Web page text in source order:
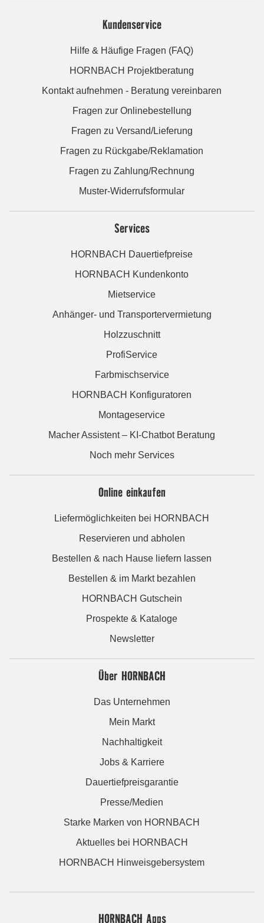
Kundenservice
Hilfe & Häufige Fragen (FAQ)
HORNBACH Projektberatung
Kontakt aufnehmen - Beratung vereinbaren
Fragen zur Onlinebestellung
Fragen zu Versand/Lieferung
Fragen zu Rückgabe/Reklamation
Fragen zu Zahlung/Rechnung
Muster-Widerrufsformular
Services
HORNBACH Dauertiefpreise
HORNBACH Kundenkonto
Mietservice
Anhänger- und Transportervermietung
Holzzuschnitt
ProfiService
Farbmischservice
HORNBACH Konfiguratoren
Montageservice
Macher Assistent – KI-Chatbot Beratung
Noch mehr Services
Online einkaufen
Liefermöglichkeiten bei HORNBACH
Reservieren und abholen
Bestellen & nach Hause liefern lassen
Bestellen & im Markt bezahlen
HORNBACH Gutschein
Prospekte & Kataloge
Newsletter
Über HORNBACH
Das Unternehmen
Mein Markt
Nachhaltigkeit
Jobs & Karriere
Dauertiefpreisgarantie
Presse/Medien
Starke Marken von HORNBACH
Aktuelles bei HORNBACH
HORNBACH Hinweisgebersystem
HORNBACH Apps